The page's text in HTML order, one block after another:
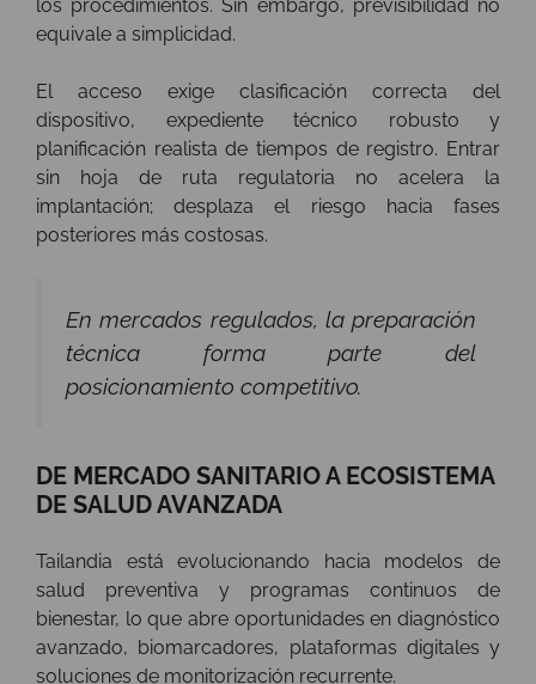
los procedimientos. Sin embargo, previsibilidad no
equivale a simplicidad.
El acceso exige clasificación correcta del
dispositivo, expediente técnico robusto y
planificación realista de tiempos de registro. Entrar
sin hoja de ruta regulatoria no acelera la
implantación; desplaza el riesgo hacia fases
posteriores más costosas.
En mercados regulados, la preparación
técnica forma parte del
posicionamiento competitivo.
DE MERCADO SANITARIO A ECOSISTEMA
DE SALUD AVANZADA
Tailandia está evolucionando hacia modelos de
salud preventiva y programas continuos de
bienestar, lo que abre oportunidades en diagnóstico
avanzado, biomarcadores, plataformas digitales y
soluciones de monitorización recurrente.